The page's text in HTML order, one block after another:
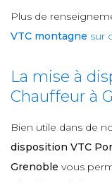
Plus de
VTC montagne sur
La mise à
Chauffeur à
Bien utile dans de
disposition VTC
Grenoble vous